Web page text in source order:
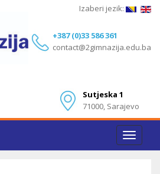
+387 (0)33 586 361
contact@2gimnazija.edu.ba
Sutjeska 1
71000, Sarajevo
Izaberi jezik:
Toggle